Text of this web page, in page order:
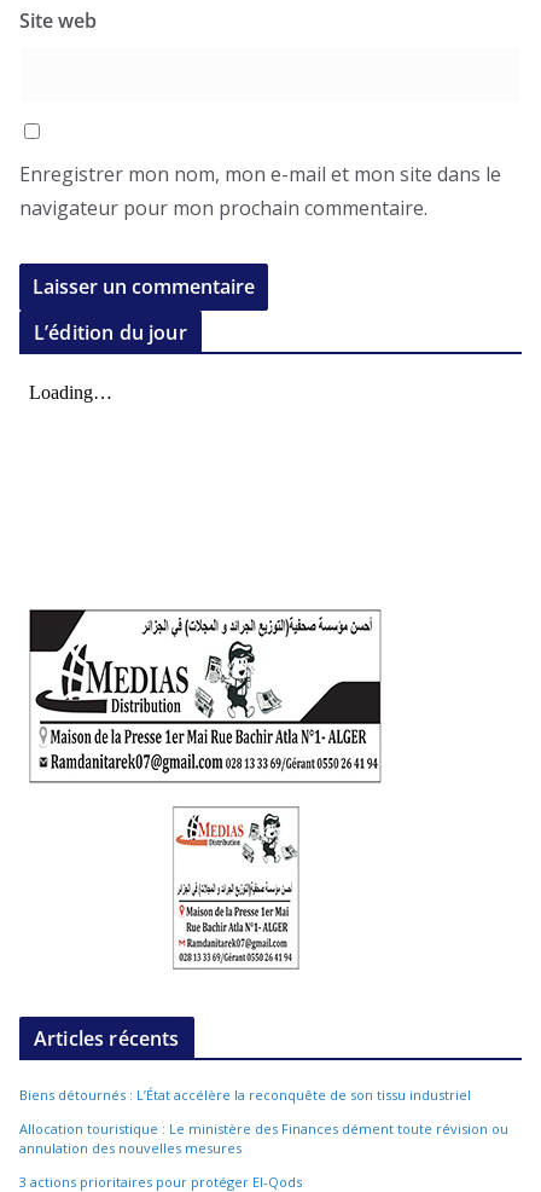
Site web
Enregistrer mon nom, mon e-mail et mon site dans le
navigateur pour mon prochain commentaire.
L’édition du jour
Articles récents
Biens détournés : L’État accélère la reconquête de son tissu industriel
Allocation touristique : Le ministère des Finances dément toute révision ou
annulation des nouvelles mesures
3 actions prioritaires pour protéger El-Qods